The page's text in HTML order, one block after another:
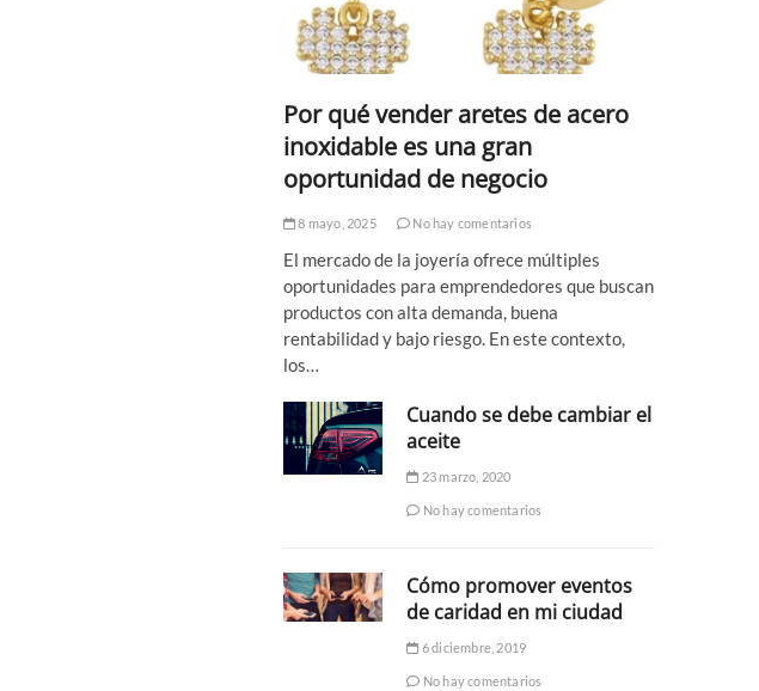
Por qué vender aretes de acero
inoxidable es una gran
oportunidad de negocio
8 mayo, 2025 No hay comentarios
El mercado de la joyería ofrece múltiples
oportunidades para emprendedores que buscan
productos con alta demanda, buena
rentabilidad y bajo riesgo. En este contexto,
los…
Cuando se debe cambiar el
aceite
23 marzo, 2020
No hay comentarios
Cómo promover eventos
de caridad en mi ciudad
6 diciembre, 2019
No hay comentarios